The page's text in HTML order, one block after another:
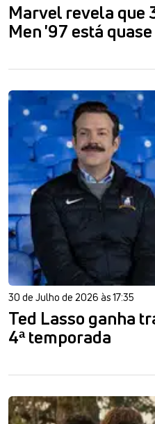
Marvel revela que
Men '97 está
30 de Julho de 2026 às 17:35
Ted Lasso ganha
4ª temporada